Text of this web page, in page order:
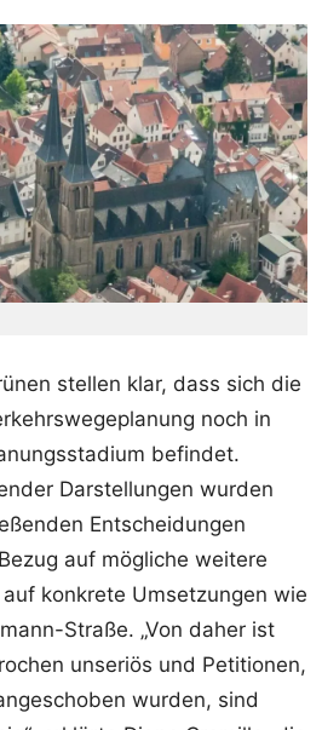
stellen klar, dass sich die
noch in
befindet.
Darstellungen wurden
Entscheidungen
auf mögliche weitere
konkrete Umsetzungen wie
Straße. „Von daher ist
unseriös und Petitionen,
wurden, sind